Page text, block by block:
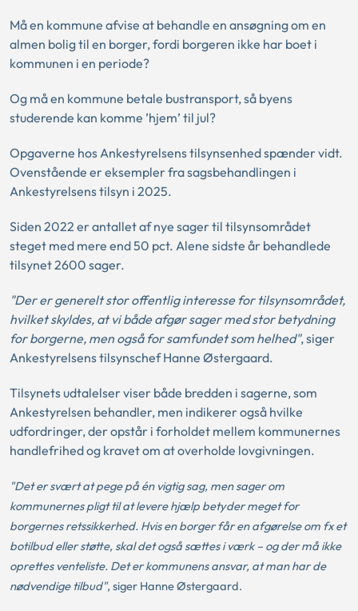
Må en kommune afvise at behandle en ansøgning om en
almen bolig til en borger, fordi borgeren ikke har boet i
kommunen i en periode?
Og må en kommune betale bustransport, så byens
studerende kan komme ’hjem’ til jul?
Opgaverne hos Ankestyrelsens tilsynsenhed spænder vidt.
Ovenstående er eksempler fra sagsbehandlingen i
Ankestyrelsens tilsyn i 2025.
Siden 2022 er antallet af nye sager til tilsynsområdet
steget med mere end 50 pct. Alene sidste år behandlede
tilsynet 2600 sager.
"Der er generelt stor offentlig interesse for tilsynsområdet,
hvilket skyldes, at vi både afgør sager med stor betydning
for borgerne, men også for samfundet som helhed", siger
Ankestyrelsens tilsynschef Hanne Østergaard.
Tilsynets udtalelser viser både bredden i sagerne, som
Ankestyrelsen behandler, men indikerer også hvilke
udfordringer, der opstår i forholdet mellem kommunernes
handlefrihed og kravet om at overholde lovgivningen.
"Det er svært at pege på én vigtig sag, men sager om
kommunernes pligt til at levere hjælp betyder meget for
borgernes retssikkerhed. Hvis en borger får en afgørelse om fx et
botilbud eller støtte, skal det også sættes i værk – og der må ikke
oprettes venteliste. Det er kommunens ansvar, at man har de
nødvendige tilbud", siger Hanne Østergaard.